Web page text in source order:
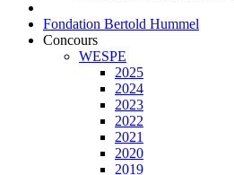
Fondation Bertold Hummel
Concours
WESPE
2025
2024
2023
2022
2021
2020
2019